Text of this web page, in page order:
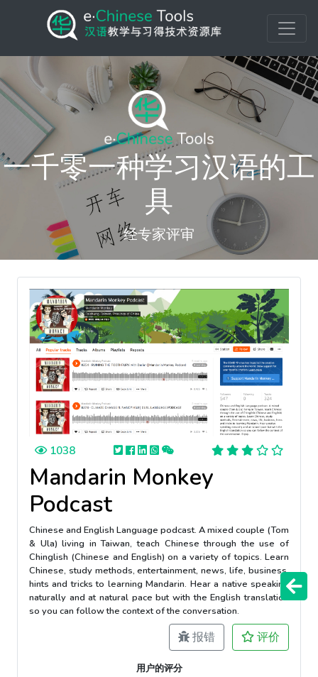
一千零一种学习汉语的工
具
经专家评审
1038
Mandarin Monkey
Podcast
Chinese and English Language podcast. A mixed couple (Tom
& Ula) living in Taiwan, teach Chinese through the use of
Chinglish (Chinese and English) on a variety of topics. Learn
Chinese, study methods, entertainment, news, life, business,
hints and tricks to learning Mandarin. Hear a native speaking
naturally and at natural pace but with the English translation
so you can follow the context of the conversation.
报错 评价
用户的评分